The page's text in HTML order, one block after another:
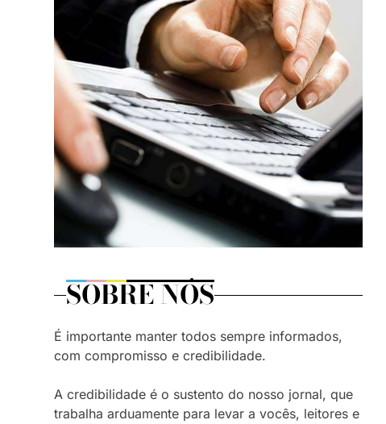
SOBRE NÓS
É importante manter todos sempre informados,
com compromisso e credibilidade.
A credibilidade é o sustento do nosso jornal, que
trabalha arduamente para levar a vocês, leitores e